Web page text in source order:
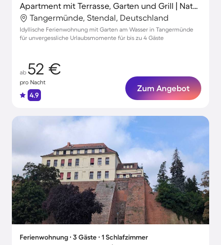
Apartment mit Terrasse, Garten und Grill | Naturblick
Tangermünde, Stendal, Deutschland
Idyllische Ferienwohnung mit Garten am Wasser in Tangermünde
für unvergessliche Urlaubsmomente für bis zu 4 Gäste
ab 52 €
pro Nacht
4.9
Zum Angebot
Ferienwohnung ∙ 3 Gäste ∙ 1 Schlafzimmer